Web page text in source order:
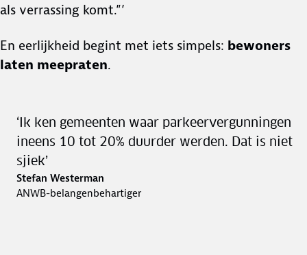
als verrassing komt.”’
En eerlijkheid begint met iets simpels: bewoners
laten meepraten.
‘Ik ken gemeenten waar parkeervergunningen
ineens 10 tot 20% duurder werden. Dat is niet
sjiek’
Stefan Westerman
ANWB-belangenbehartiger